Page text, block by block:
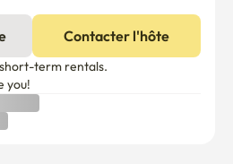
term rentals.